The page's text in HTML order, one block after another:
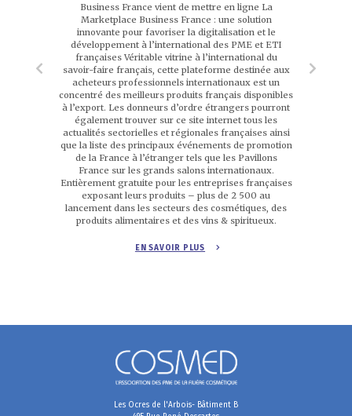
Business France vient de mettre en ligne La
Marketplace Business France : une solution
innovante pour favoriser la digitalisation et le
développement à l’international des PME et ETI
françaises Véritable vitrine à l’international du
savoir-faire français, cette plateforme destinée aux
acheteurs professionnels internationaux est un
concentré des meilleurs produits français disponibles
à l’export. Les donneurs d’ordre étrangers pourront
également trouver sur ce site internet tous les
actualités sectorielles et régionales françaises ainsi
que la liste des principaux événements de promotion
de la France à l’étranger tels que les Pavillons
France sur les grands salons internationaux.
Entièrement gratuite pour les entreprises françaises
exposant leurs produits – plus de 2 500 au
lancement dans les secteurs des cosmétiques, des
produits alimentaires et des vins & spiritueux.
EN SAVOIR PLUS
Les Ocres de l'Arbois- Bâtiment B